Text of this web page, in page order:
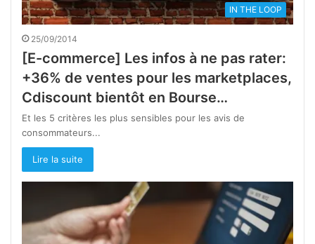
IN THE LOOP
25/09/2014
[E-commerce] Les infos à ne pas rater:
+36% de ventes pour les marketplaces,
Cdiscount bientôt en Bourse…
Et les 5 critères les plus sensibles pour les avis de
consommateurs...
Lire la suite